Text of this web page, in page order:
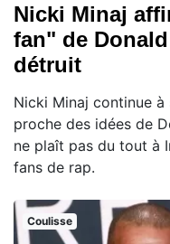
Nicki Minaj
fan" de
détruit
Nicki Minaj continue
proche des idées de
ne plaît pas du tout à
fans de rap.
Coulisse